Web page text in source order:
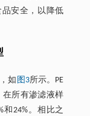
安全，以降低
如 图3所示。PE
在所有渗滤液样
24%。相比之